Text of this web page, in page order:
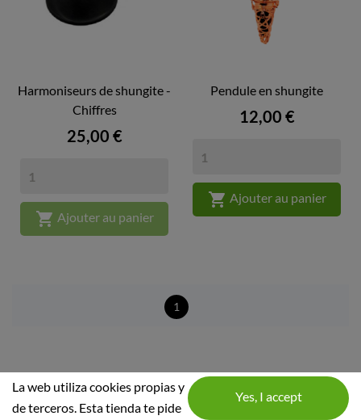
Harmoniseurs de shungite -
Chiffres
Prix
25,00 €
 Ajouter au panier
Pendule en shungite
Prix
12,00 €
 Ajouter au panier
1
La web utiliza cookies propias y
de terceros. Esta tienda te pide